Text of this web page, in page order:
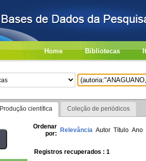
Home Bibliotecas
Produção científica Coleção de periódicos
Ordenar
por: Relevância Autor Título Ano
Registros recuperados : 1